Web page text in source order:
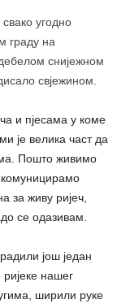
угодно
граду на
снијежном
свјежином.
и пјесама у коме
је велика част да
Пошто живимо
комуницирамо
за живу ријеч,
се одазивам.
још један
нашег
ширили руке